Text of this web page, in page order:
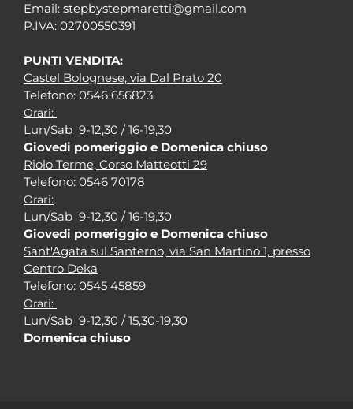
Email: stepbystepmaretti@gmail.com
P.IVA: 02700550391
PUNTI VENDITA:
Castel Bolognese, via Dal Prato 20
Telefono: 0546 656823
Orari:
Lun/Sab 9-12,30 / 16-19,30
Giovedi pomeriggio e Domenica chiuso
Riolo Terme, Corso Matteotti 29
Telefono: 0546 70178
Orari:
Lun/Sab 9-12,30 / 16-19,30
Giovedi pomeriggio e Domenica chiuso
Sant'Agata sul Santerno, via San Martino 1, presso
Centro Deka
Telefono: 0545 45859
Orari:
Lun/Sab 9-12,30 / 15,30-19,30
Domenica chiuso